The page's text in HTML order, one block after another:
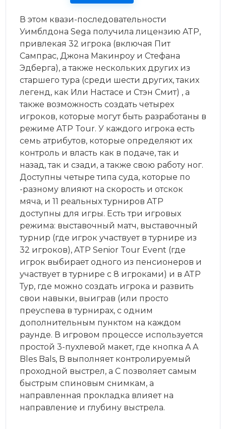
В этом квази-последовательности
Уимблдона Sega получила лицензию ATP,
привлекая 32 игрока (включая Пит
Сампрас, Джона Макинроу и Стефана
Эдберга), а также нескольких других из
старшего тура (среди шести других, таких
легенд, как Или Настасе и Стэн Смит) , а
также возможность создать четырех
игроков, которые могут быть разработаны в
режиме ATP Tour. У каждого игрока есть
семь атрибутов, которые определяют их
контроль и власть как в подаче, так и
назад, так и сзади, а также свою работу ног.
Доступны четыре типа суда, которые по
-разному влияют на скорость и отскок
мяча, и 11 реальных турниров ATP
доступны для игры. Есть три игровых
режима: выставочный матч, выставочный
турнир (где игрок участвует в турнире из
32 игроков), ATP Senior Tour Event (где
игрок выбирает одного из пенсионеров и
участвует в турнире с 8 игроками) и в ATP
Тур, где можно создать игрока и развить
свои навыки, выиграв (или просто
преуспева в турнирах, с одним
дополнительным пунктом на каждом
раунде. В игровом процессе используется
простой 3-пухлевой макет, где кнопка A A
Bles Bals, B выполняет контролируемый
проходной выстрел, а C позволяет самым
быстрым спиновым снимкам, а
направленная прокладка влияет на
направление и глубину выстрела.